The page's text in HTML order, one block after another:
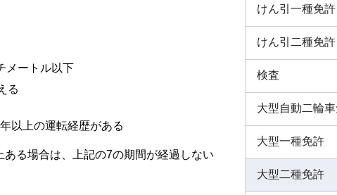
メートル以下
る
以上の運転経歴がある
る場合は、上記の7の期間が経過しない
けん引一種免許
けん引二種免許
検査
大型自動二輪
大型一種免許
大型二種免許